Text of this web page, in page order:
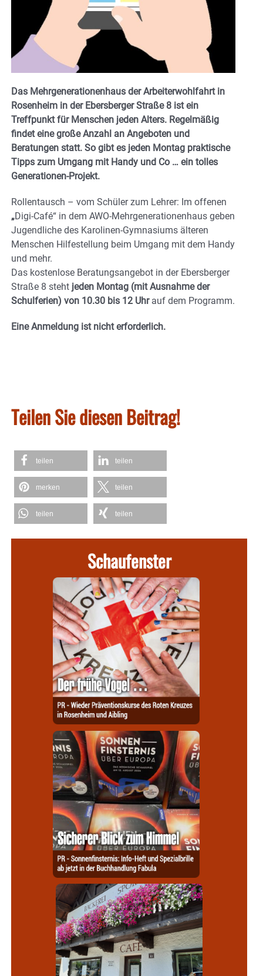
Das Mehrgenerationenhaus der Arbeiterwohlfahrt in
Rosenheim in der Ebersberger Straße 8 ist ein
Treffpunkt für Menschen jeden Alters. Regelmäßig
findet eine große Anzahl an Angeboten und
Beratungen statt. So gibt es jeden Montag praktische
Tipps zum Umgang mit Handy und Co … ein tolles
Generationen-Projekt.
Rollentausch – vom Schüler zum Lehrer: Im offenen
„Digi-Café“ in dem AWO-Mehrgenerationenhaus geben
Jugendliche des Karolinen-Gymnasiums älteren
Menschen Hilfestellung beim Umgang mit dem Handy
und mehr.
Das kostenlose Beratungsangebot in der Ebersberger
Straße 8 steht jeden Montag (mit Ausnahme der
Schulferien) von 10.30 bis 12 Uhrauf dem Programm.
Eine Anmeldung ist nicht erforderlich.
Teilen Sie diesen Beitrag!
teilen teilen
merken teilen
teilen teilen
Schaufenster